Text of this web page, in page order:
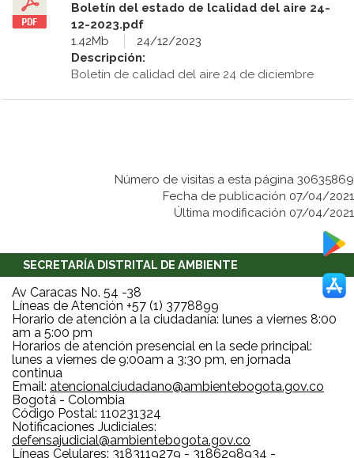
Boletín del estado de lcalidad del aire 24-
12-2023.pdf
1.42Mb
24/12/2023
Descripción:
Boletín de calidad del aire 24 de diciembre
Número de visitas a esta página 30635869
Fecha de publicación 07/04/2021
Última modificación 07/04/2021
SECRETARÍA DISTRITAL DE AMBIENTE
Av Caracas No. 54 -38
Líneas de Atención +57 (1) 3778899
Horario de atención a la ciudadanía: lunes a viernes 8:00
am a 5:00 pm
Horarios de atención presencial en la sede principal:
lunes a viernes de 9:00am a 3:30 pm, en jornada
continua
Email: atencionalciudadano@ambientebogota.gov.co
Bogotá - Colombia
Código Postal: 110231324
Notificaciones Judiciales:
defensajudicial@ambientebogota.gov.co
Líneas Celulares: 3183119279 - 3186298934 -